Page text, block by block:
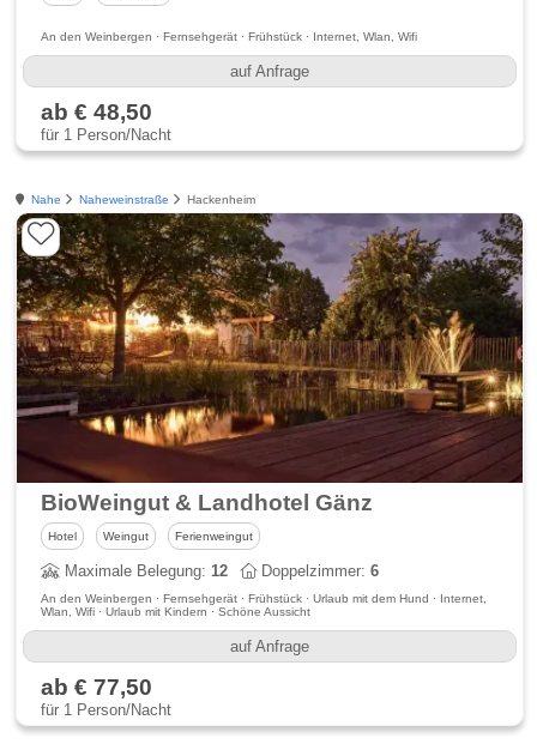
An den Weinbergen · Fernsehgerät · Frühstück · Internet, Wlan, Wifi
auf Anfrage
ab € 48,50
für 1 Person/Nacht
Nahe Naheweinstraße Hackenheim
BioWeingut & Landhotel Gänz
Hotel Weingut Ferienweingut
Maximale Belegung:12 Doppelzimmer:6
An den Weinbergen · Fernsehgerät · Frühstück · Urlaub mit dem Hund · Internet,
Wlan, Wifi · Urlaub mit Kindern · Schöne Aussicht
auf Anfrage
ab € 77,50
für 1 Person/Nacht